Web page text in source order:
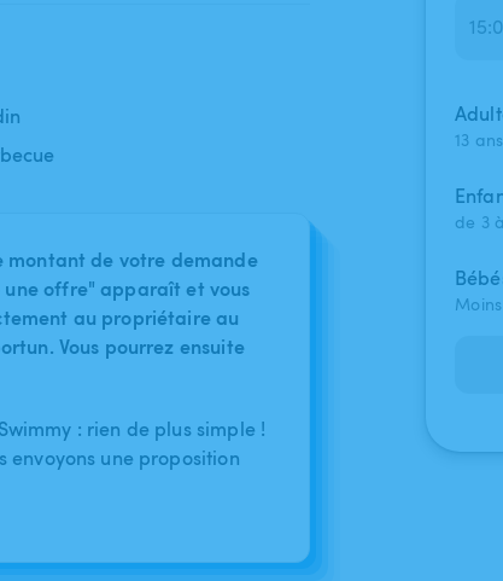
montant de votre demande
offre" apparaît et vous
au propriétaire au
Vous pourrez ensuite
: rien de plus simple !
envoyons une proposition
13
de 3